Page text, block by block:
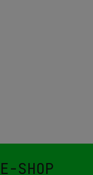
E-SHOP